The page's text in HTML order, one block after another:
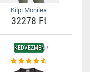
Kilpi Monilea
32278 Ft
KEDVEZMÉNY